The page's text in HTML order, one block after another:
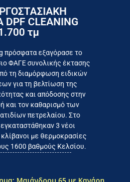
CLEANING
τμ
πρόσφατα εξαγόρασε το
ΦΑΓΕ συνολικής έκτασης
τη διαμόρφωση ειδικών
για τη βελτίωση της
και απόδοσης στην
και τον καθαρισμό των
πετρελαίου. Στο
3 νέοι
με θερμοκρασίες
1600 βαθμούς Κελσίου.
καθημερινά για
του τελικού